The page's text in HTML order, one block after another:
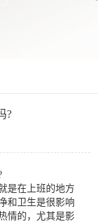
?
是在上班的地方
和卫生是很影响
情的，尤其是影